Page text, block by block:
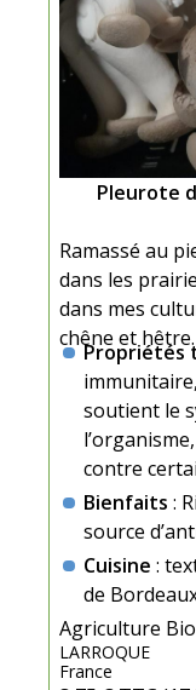
Pleurote
Ramassé au
dans les
dans mes
chêne et hêtre.
Propriétés
soutient le
contre
Bienfaits :
source
Cuisine :
de
Agriculture
LARROQUE
France